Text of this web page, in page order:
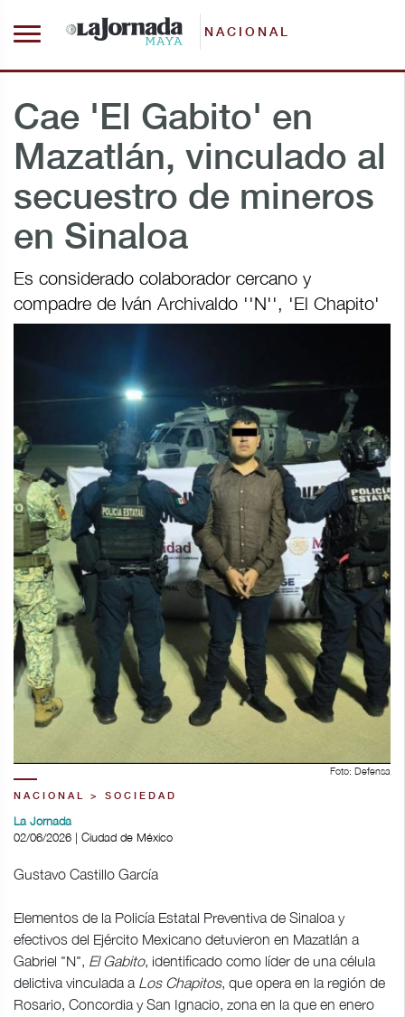
NACIONAL
Cae 'El Gabito' en
Mazatlán, vinculado al
secuestro de mineros
en Sinaloa
Es considerado colaborador cercano y
compadre de Iván Archivaldo ''N'', 'El Chapito'
Foto: Defensa
NACIONAL > SOCIEDAD
La Jornada
02/06/2026 | Ciudad de México
Gustavo Castillo García
Elementos de la Policía Estatal Preventiva de Sinaloa y
efectivos del Ejército Mexicano detuvieron en Mazatlán a
Gabriel "N", El Gabito, identificado como líder de una célula
delictiva vinculada a Los Chapitos, que opera en la región de
Rosario, Concordia y San Ignacio, zona en la que en enero